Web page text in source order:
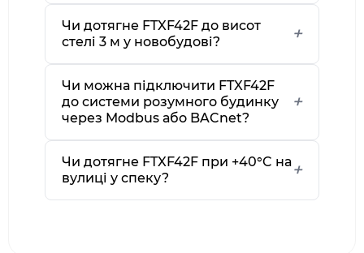
Чи дотягне FTXF42F до висот
стелі 3 м у новобудові?
Чи можна підключити FTXF42F
до системи розумного будинку
через Modbus або BACnet?
Чи дотягне FTXF42F при +40°C на
вулиці у спеку?